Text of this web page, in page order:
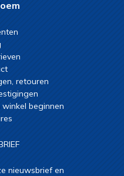
retouren
beginnen
nieuwsbrief en